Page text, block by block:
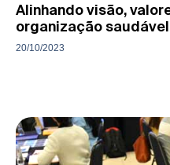
Alinhando visão,
organização saudável
20/10/2023